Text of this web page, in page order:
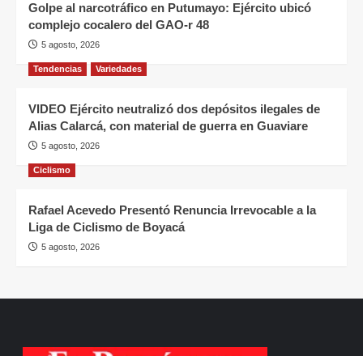
Golpe al narcotráfico en Putumayo: Ejército ubicó
complejo cocalero del GAO-r 48
5 agosto, 2026
Tendencias Variedades
VIDEO Ejército neutralizó dos depósitos ilegales de
Alias Calarcá, con material de guerra en Guaviare
5 agosto, 2026
Ciclismo
Rafael Acevedo Presentó Renuncia Irrevocable a la
Liga de Ciclismo de Boyacá
5 agosto, 2026